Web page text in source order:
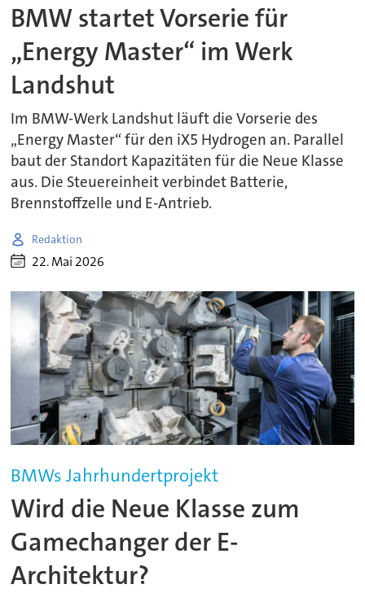
BMW startet Vorserie für
„Energy Master“ im Werk
Landshut
Im BMW-Werk Landshut läuft die Vorserie des
„Energy Master“ für den iX5 Hydrogen an. Parallel
baut der Standort Kapazitäten für die Neue Klasse
aus. Die Steuereinheit verbindet Batterie,
Brennstoffzelle und E-Antrieb.
Redaktion
22. Mai 2026
BMWs Jahrhundertprojekt
Wird die Neue Klasse zum
Gamechanger der E-
Architektur?